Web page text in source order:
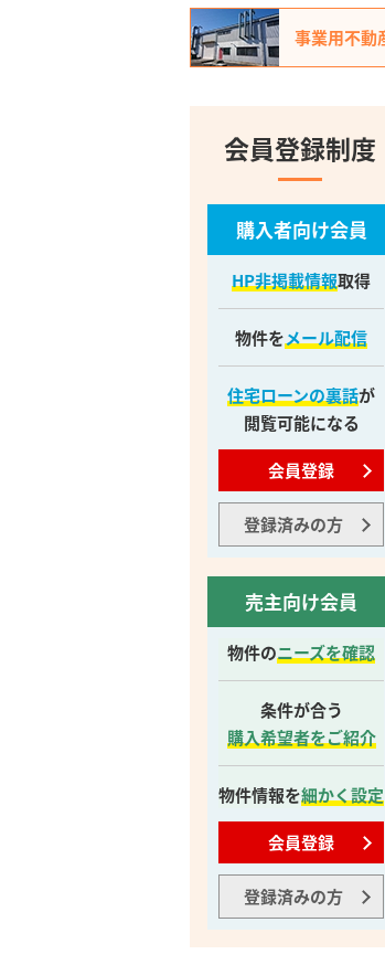
事業用不動
会員登録制度
購入者向け会員
HP非掲載情報取得
物件をメール配信
住宅ローンの裏話が
閲覧可能になる
会員登録
登録済みの方
売主向け会員
物件のニーズを確認
条件が合う
購入希望者をご紹介
物件情報を細かく設定
会員登録
登録済みの方